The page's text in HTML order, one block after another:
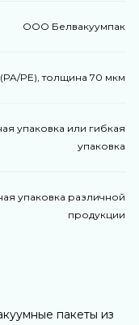
ООО Белвакуумпак
PE), толщина 70 мкм
упаковка или гибкая
упаковка
упаковка различной
продукции
пакеты из